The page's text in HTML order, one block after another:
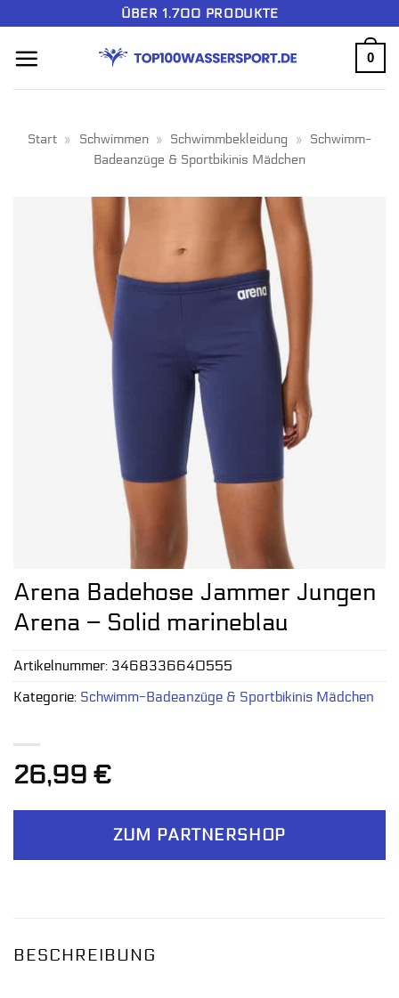
springen
ÜBER 1.700 PRODUKTE
0
Start » Schwimmen » Schwimmbekleidung » Schwimm-
Badeanzüge & Sportbikinis Mädchen
Arena Badehose Jammer Jungen
Arena – Solid marineblau
26,99 €
ZUM PARTNERSHOP
Artikelnummer: 3468336640555
Kategorie: Schwimm-Badeanzüge & Sportbikinis Mädchen
BESCHREIBUNG